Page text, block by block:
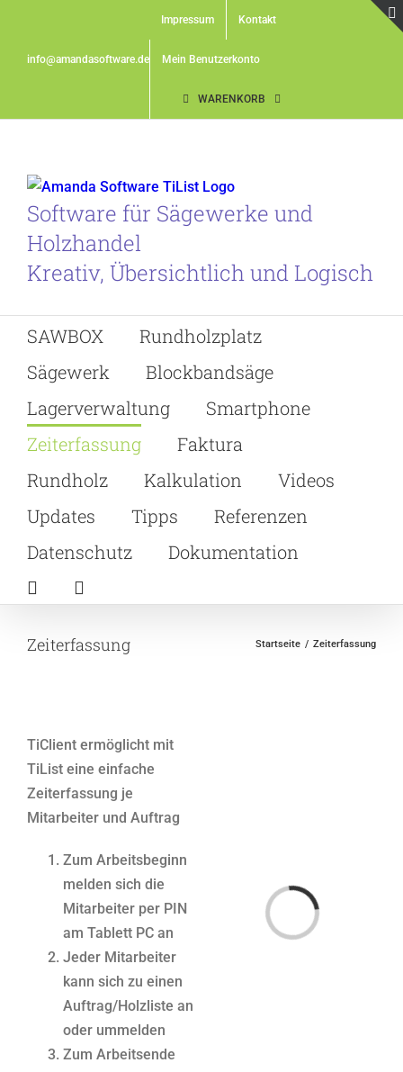
contentinfo@amandasoftware.de
Impressum Kontakt
Mein Benutzerkonto
WARENKORB
Software für Sägewerke und
Holzhandel
Kreativ, Übersichtlich und Logisch
SAWBOX
Rundholzplatz
Sägewerk
Blockbandsäge
Lagerverwaltung
Smartphone
Zeiterfassung
Faktura
Rundholz
Kalkulation
Videos
Updates
Tipps
Referenzen
Datenschutz
Dokumentation
Zeiterfassung Startseite Zeiterfassung
TiClient ermöglicht mit
TiList eine einfache
Zeiterfassung je
Mitarbeiter und Auftrag
Zum Arbeitsbeginn
melden sich die
Mitarbeiter per PIN
am Tablett PC an
Jeder Mitarbeiter
kann sich zu einen
Auftrag/Holzliste an
oder ummelden
Zum Arbeitsende
Laden...